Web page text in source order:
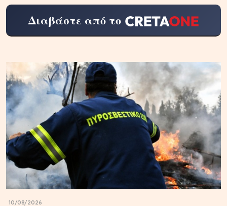
Διαβάστε από το
10/08/2026